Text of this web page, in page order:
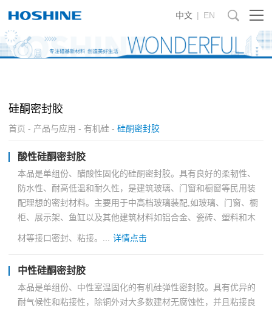
中文 | EN
硅酮密封胶
首页 - 产品与应用 - 有机硅- 硅酮密封胶
酸性硅酮密封胶
本品是单组份、醋酸性固化的硅酮密封胶。具有良好的柔韧性、
防水性、耐高低温和耐久性，是建筑玻璃、门窗和橱窗等民用装
配理想的密封材料。主要用于中高档玻璃装配,如玻璃、门窗、橱
柜、展示架、鱼缸以及其他建筑材料如铝合金、瓷砖、塑料和木
材等接口密封、粘接。... 详情点击
中性硅酮密封胶
本品是单组份、中性室温固化的有机硅弹性密封胶。具有优异的
耐气候性和粘接性，除铜外对大多数建材无腐蚀性，并且粘接良